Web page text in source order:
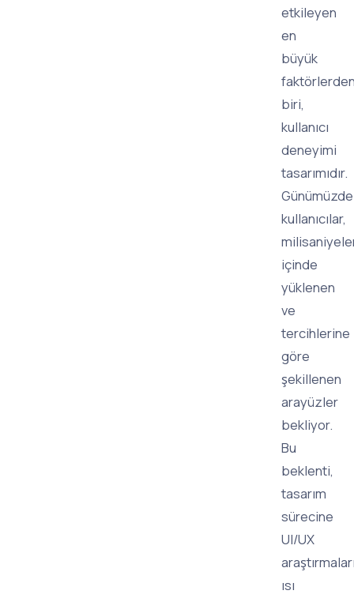
etkileyen
en
büyük
biri,
kullanıcı
deneyimi
tasarımıdır.
Günümüzde
kullanıcılar,
içinde
yüklenen
ve
tercihlerine
göre
şekillenen
arayüzler
bekliyor.
Bu
beklenti,
tasarım
sürecine
UI/UX
ısı